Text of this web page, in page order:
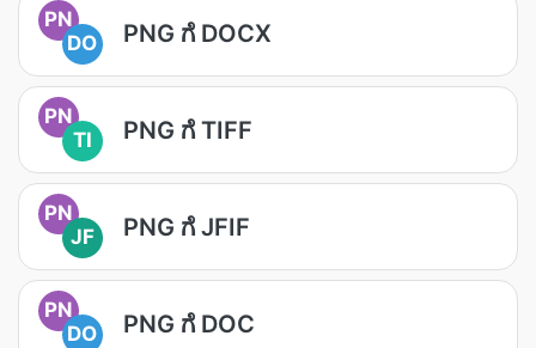
PN
DO
PNG ಗೆ DOCX
PN
TI
PNG ಗೆ TIFF
PN
JF
PNG ಗೆ JFIF
PN
DO
PNG ಗೆ DOC